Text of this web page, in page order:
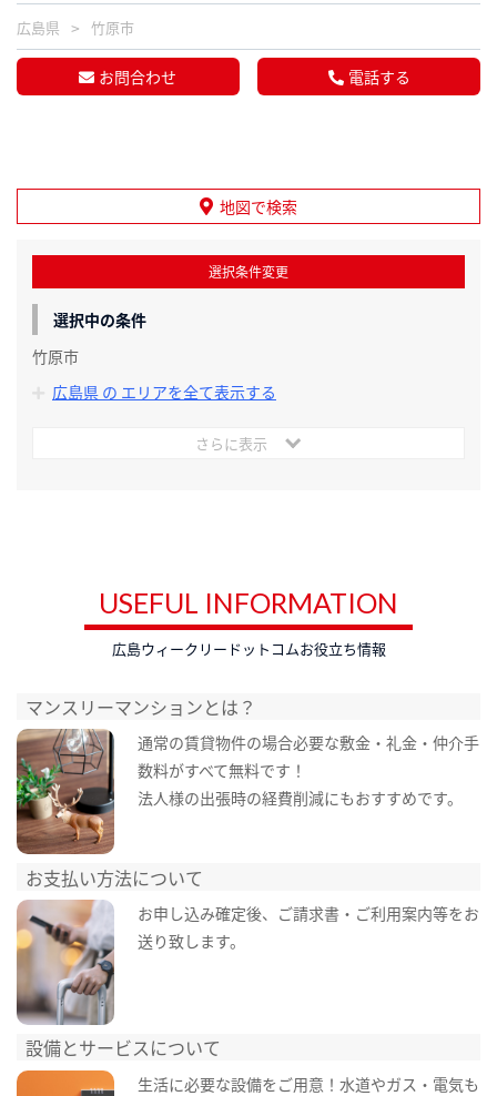
広島県 竹原市
お問合わせ 電話する
地図で検索
選択条件変更
選択中の条件
竹原市
広島県 の エリアを全て表示する
さらに表示
USEFUL INFORMATION
広島ウィークリードットコムお役立ち情報
マンスリーマンションとは？
通常の賃貸物件の場合必要な敷金・礼金・仲介手
数料がすべて無料です！
法人様の出張時の経費削減にもおすすめです。
お支払い方法について
お申し込み確定後、ご請求書・ご利用案内等をお
送り致します。
設備とサービスについて
生活に必要な設備をご用意！水道やガス・電気も